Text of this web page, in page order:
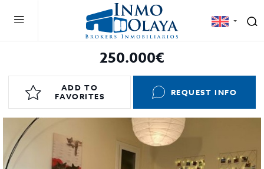
250.000€
ADD TO
FAVORITES
REQUEST INFO